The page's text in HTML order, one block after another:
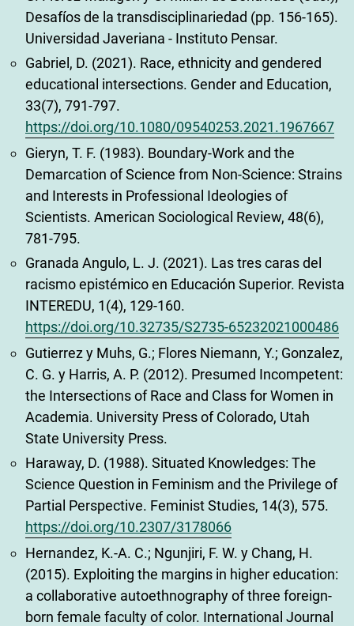
Desafíos de la transdisciplinariedad (pp. 156-165).
Universidad Javeriana - Instituto Pensar.
Gabriel, D. (2021). Race, ethnicity and gendered
educational intersections. Gender and Education,
33(7), 791-797.
https://doi.org/10.1080/09540253.2021.1967667
Gieryn, T. F. (1983). Boundary-Work and the
Demarcation of Science from Non-Science: Strains
and Interests in Professional Ideologies of
Scientists. American Sociological Review, 48(6),
781-795.
Granada Angulo, L. J. (2021). Las tres caras del
racismo epistémico en Educación Superior. Revista
INTEREDU, 1(4), 129-160.
https://doi.org/10.32735/S2735-65232021000486
Gutierrez y Muhs, G.; Flores Niemann, Y.; Gonzalez,
C. G. y Harris, A. P. (2012). Presumed Incompetent:
the Intersections of Race and Class for Women in
Academia. University Press of Colorado, Utah
State University Press.
Haraway, D. (1988). Situated Knowledges: The
Science Question in Feminism and the Privilege of
Partial Perspective. Feminist Studies, 14(3), 575.
https://doi.org/10.2307/3178066
Hernandez, K.-A. C.; Ngunjiri, F. W. y Chang, H.
(2015). Exploiting the margins in higher education:
a collaborative autoethnography of three foreign-
born female faculty of color. International Journal